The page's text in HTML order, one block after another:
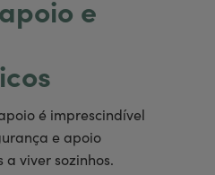
e
é imprescindível
e apoio
a viver sozinhos.